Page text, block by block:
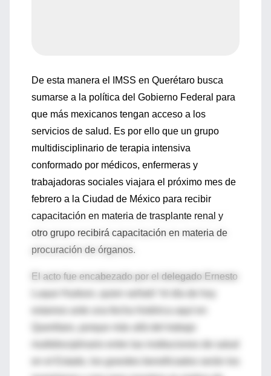
De esta manera el IMSS en Querétaro busca
sumarse a la política del Gobierno Federal para
que más mexicanos tengan acceso a los
servicios de salud. Es por ello que un grupo
multidisciplinario de terapia intensiva
conformado por médicos, enfermeras y
trabajadoras sociales viajara el próximo mes de
febrero a la Ciudad de México para recibir
capacitación en materia de trasplante renal y
otro grupo recibirá capacitación en materia de
procuración de órganos.
El acto fue encabezado por el delegado Ernesto
Luque Hudson, quien señaló “el día de hoy
estamos ante una fecha histórica aquí en
Querétaro, porque más allá del trabajo